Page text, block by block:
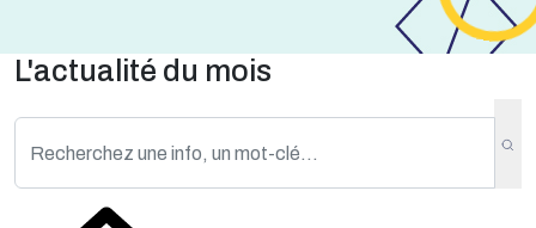
L'actualité du mois